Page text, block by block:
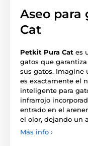
Aseo para
Cat
Petkit Pura Cat es
gatos que
sus gatos. Imagine
es exactamente el
inteligente para
infrarrojo
entrado en el
el olor, dejando un
Más info ›